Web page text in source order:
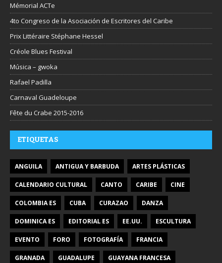
Mémorial ACTe
4to Congreso de la Asociación de Escritores del Caribe
Prix Littéraire Stéphane Hessel
Créole Blues Festival
Música – gwoka
Rafael Padilla
Carnaval Guadeloupe
Fête du Crabe 2015-2016
ETIQUETAS
ANGUILA ANTIGUA Y BARBUDA ARTES PLÁSTICAS
CALENDARIO CULTURAL CANTO CARIBE CINE
COLOMBIA ES CUBA CURAZAO DANZA
DOMINICA ES EDITORIAL ES EE.UU. ESCULTURA
EVENTO FORO FOTOGRAFÍA FRANCIA
GRANADA GUADALUPE GUAYANA FRANCESA